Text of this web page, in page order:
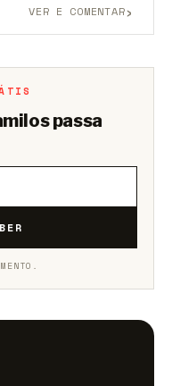
VER E COMENTAR›
passa